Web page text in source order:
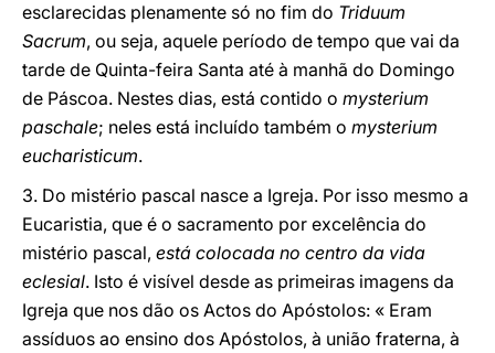
esclarecidas plenamente só no fim do Triduum
Sacrum, ou seja, aquele período de tempo que vai da
tarde de Quinta-feira Santa até à manhã do Domingo
de Páscoa. Nestes dias, está contido o mysterium
paschale; neles está incluído também o mysterium
eucharisticum.
3. Do mistério pascal nasce a Igreja. Por isso mesmo a
Eucaristia, que é o sacramento por excelência do
mistério pascal, está colocada no centro da vida
eclesial. Isto é visível desde as primeiras imagens da
Igreja que nos dão os Actos do Apóstolos: « Eram
assíduos ao ensino dos Apóstolos, à união fraterna, à